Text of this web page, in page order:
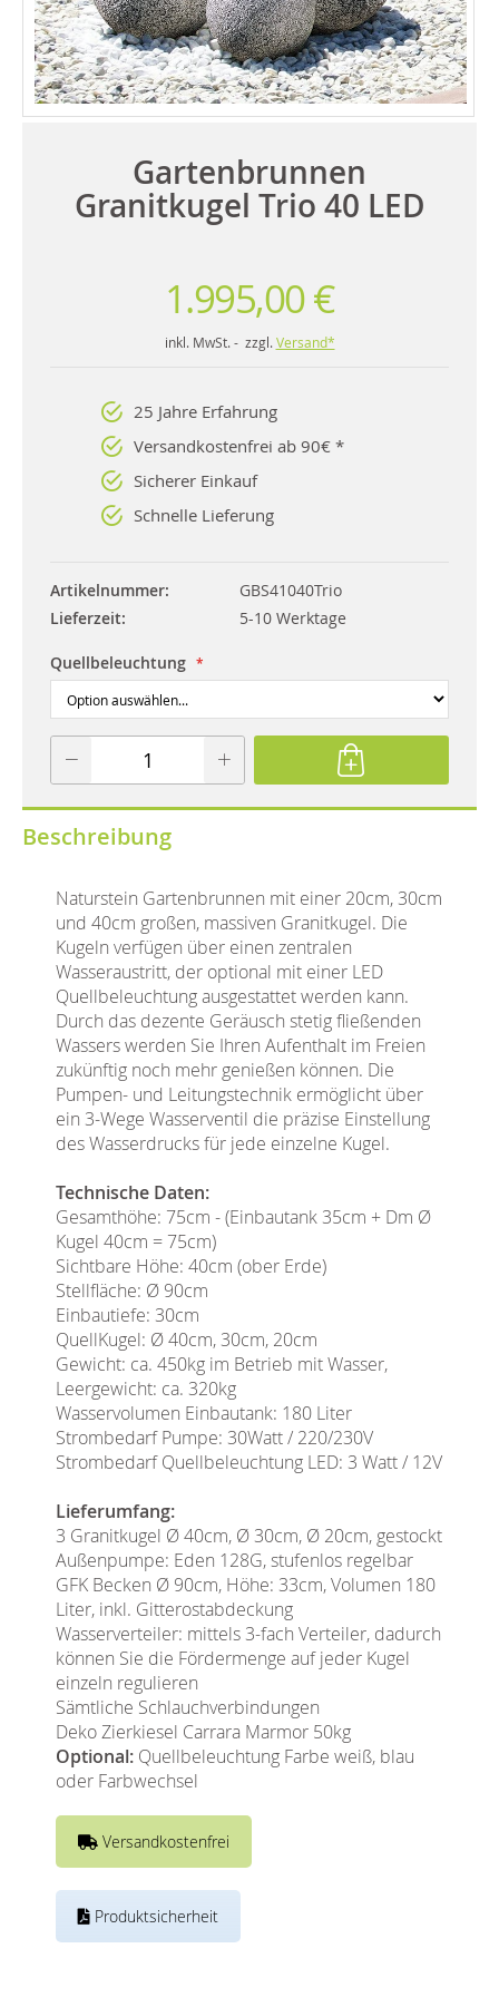
Gartenbrunnen
Granitkugel Trio 40 LED
1.995,00 €
inkl. MwSt. - zzgl. Versand*
25 Jahre Erfahrung
Versandkostenfrei ab 90€ *
Sicherer Einkauf
Schnelle Lieferung
Artikelnummer
GBS41040Trio
Lieferzeit
5-10 Werktage
Quellbeleuchtung
Beschreibung
Naturstein Gartenbrunnen mit einer 20cm, 30cm
und 40cm großen, massiven Granitkugel. Die
Kugeln verfügen über einen zentralen
Wasseraustritt, der optional mit einer LED
Quellbeleuchtung ausgestattet werden kann.
Durch das dezente Geräusch stetig fließenden
Wassers werden Sie Ihren Aufenthalt im Freien
zukünftig noch mehr genießen können. Die
Pumpen- und Leitungstechnik ermöglicht über
ein 3-Wege Wasserventil die präzise Einstellung
des Wasserdrucks für jede einzelne Kugel.
Technische Daten:
Gesamthöhe: 75cm - (Einbautank 35cm + Dm Ø
Kugel 40cm = 75cm)
Sichtbare Höhe: 40cm (ober Erde)
Stellfläche: Ø 90cm
Einbautiefe: 30cm
QuellKugel: Ø 40cm, 30cm, 20cm
Gewicht: ca. 450kg im Betrieb mit Wasser,
Leergewicht: ca. 320kg
Wasservolumen Einbautank: 180 Liter
Strombedarf Pumpe: 30Watt / 220/230V
Strombedarf Quellbeleuchtung LED: 3 Watt / 12V
Lieferumfang:
3 Granitkugel Ø 40cm, Ø 30cm, Ø 20cm, gestockt
Außenpumpe: Eden 128G, stufenlos regelbar
GFK Becken Ø 90cm, Höhe: 33cm, Volumen 180
Liter, inkl. Gitterostabdeckung
Wasserverteiler: mittels 3-fach Verteiler, dadurch
können Sie die Fördermenge auf jeder Kugel
einzeln regulieren
Sämtliche Schlauchverbindungen
Deko Zierkiesel Carrara Marmor 50kg
Optional: Quellbeleuchtung Farbe weiß, blau
oder Farbwechsel
Versandkostenfrei
Produktsicherheit